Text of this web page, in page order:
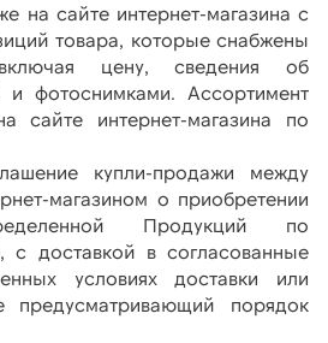
на сайте интернет-магазина с
товара, которые снабжены
цену, сведения об
и фотоснимками. Ассортимент
сайте интернет-магазина по
купли-продажи между
магазином о приобретении
Продукций по
с доставкой в согласованные
условиях доставки или
предусматривающий порядок